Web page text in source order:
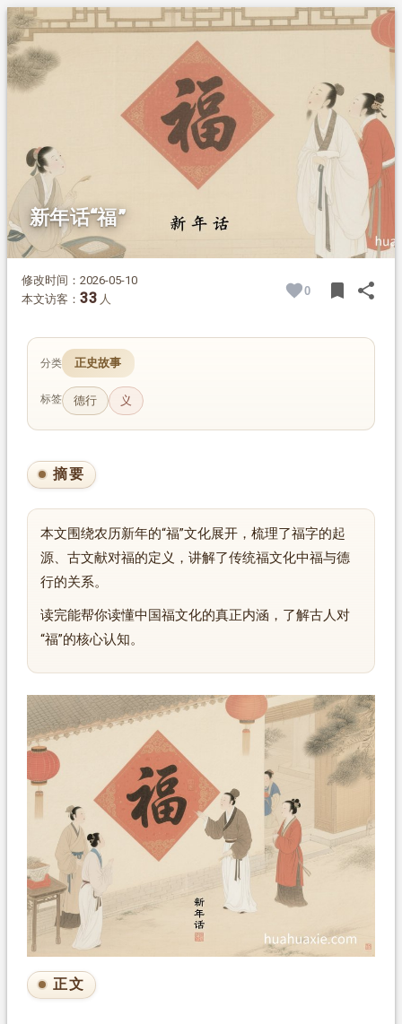
1. 摘要
2.正文
2.1.
福文化的起源与字形释义
古文献里的“福”定义
书法里的传世名福
2.5.
真福从德行中来
新年话“福”
修改时间：2026-05-10
本文访客： 33 人
0 bookmark share
分类 正史故事
标签 德行 义
摘要
本文围绕农历新年的“福”文化展开，梳理了福字的起
源、古文献对福的定义，讲解了传统福文化中福与德
行的关系。
读完能帮你读懂中国福文化的真正内涵，了解古人对
“福”的核心认知。
正文